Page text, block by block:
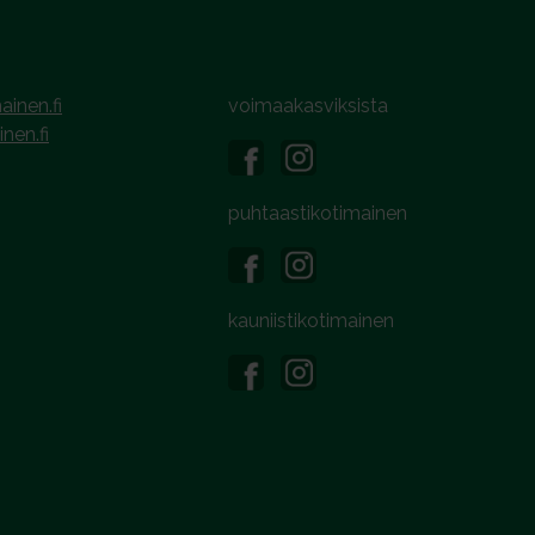
voimaakasviksista
puhtaastikotimainen
kauniistikotimainen